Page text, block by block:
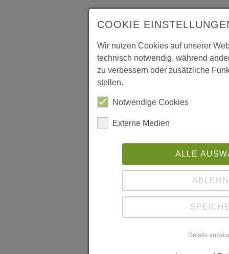
COOKIE
Wir nutzen Cookies auf unserer
technisch notwendig, während
zu verbessern oder zusätzliche
stellen.
Notwendige Cookies
Externe Medien
ALLE
Details